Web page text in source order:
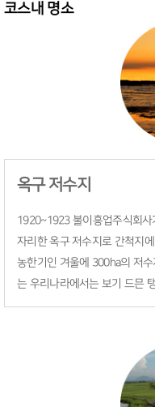
코스내 명소
옥구 저수지
1920~1923 불이흥업주식회사
자리한 옥구 저수지로 간척지
농한기인 겨울에 300ha의 저
는 우리나라에서는 보기 드믄